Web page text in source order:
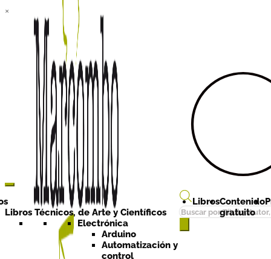
×
Búsqueda
de
Libros Técnicos, de Arte y Científicos
Electrónica
Arduino
Automatización y
control
LibrosContenido
gratuito